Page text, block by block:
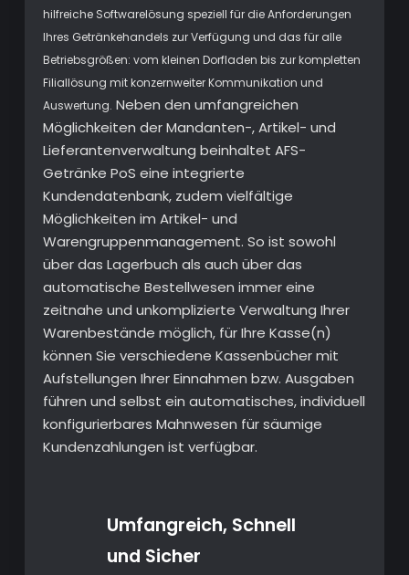
hilfreiche Softwarelösung speziell für die Anforderungen
Ihres Getränkehandels zur Verfügung und das für alle
Betriebsgrößen: vom kleinen Dorfladen bis zur kompletten
Filiallösung mit konzernweiter Kommunikation und
Auswertung. Neben den umfangreichen
Möglichkeiten der Mandanten-, Artikel- und
Lieferantenverwaltung beinhaltet AFS-
Getränke PoS eine integrierte
Kundendatenbank, zudem vielfältige
Möglichkeiten im Artikel- und
Warengruppenmanagement. So ist sowohl
über das Lagerbuch als auch über das
automatische Bestellwesen immer eine
zeitnahe und unkomplizierte Verwaltung Ihrer
Warenbestände möglich, für Ihre Kasse(n)
können Sie verschiedene Kassenbücher mit
Aufstellungen Ihrer Einnahmen bzw. Ausgaben
führen und selbst ein automatisches, individuell
konfigurierbares Mahnwesen für säumige
Kundenzahlungen ist verfügbar.
Umfangreich, Schnell
und Sicher